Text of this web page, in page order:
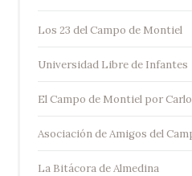
Los 23 del Campo de Montiel
Universidad Libre de Infantes
El Campo de Montiel por
Asociación de Amigos del
La Bitácora de Almedina